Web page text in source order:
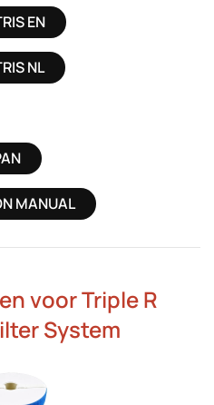
EN
NL
MANUAL
voor Triple R
System